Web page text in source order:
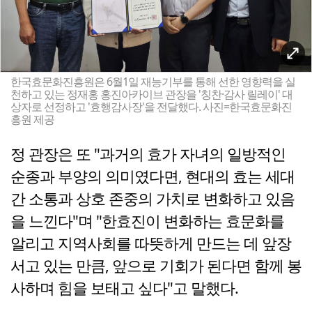
한국효문화진흥원은 6월1일 재능기부를 통해 선한 영향력을 실
천하고 있는 정재홍 홍진아카이브 관장을 '칭찬·감사 릴레이' 대
상자로 선정하고 '효행감사장'을 전달했다. 사진=한국효문화진
흥원 제공
정 관장은 또 "과거의 효가 자녀의 일방적인
순종과 부양의 의미였다면, 현대의 효는 세대
간 소통과 상호 존중의 가치로 변화하고 있음
을 느낀다"며 "한효진이 변화하는 효문화를
알리고 지역사회를 따뜻하게 만드는 데 앞장
서고 있는 만큼, 앞으로 기회가 된다면 함께 봉
사하며 힘을 보태고 싶다"고 말했다.